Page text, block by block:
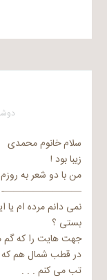
دوشنبه ۱۹ آذر ۱۳۸۶
سلام خانوم محمدی
زیبا بود !
من با دو شعر به روزم
————————-
نمی دانم مرده ام
بستی ؟
جهت هایت را که گم
در قطب شمال هم که
تب می کنم . . .